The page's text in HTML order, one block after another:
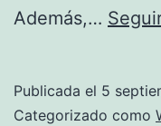
Además,…
Publicada el 5
Categorizado como